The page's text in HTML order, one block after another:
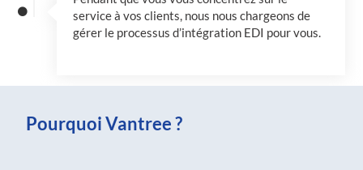
service à vos clients, nous nous chargeons de
gérer le processus d’intégration EDI pour vous.
Pourquoi Vantree ?